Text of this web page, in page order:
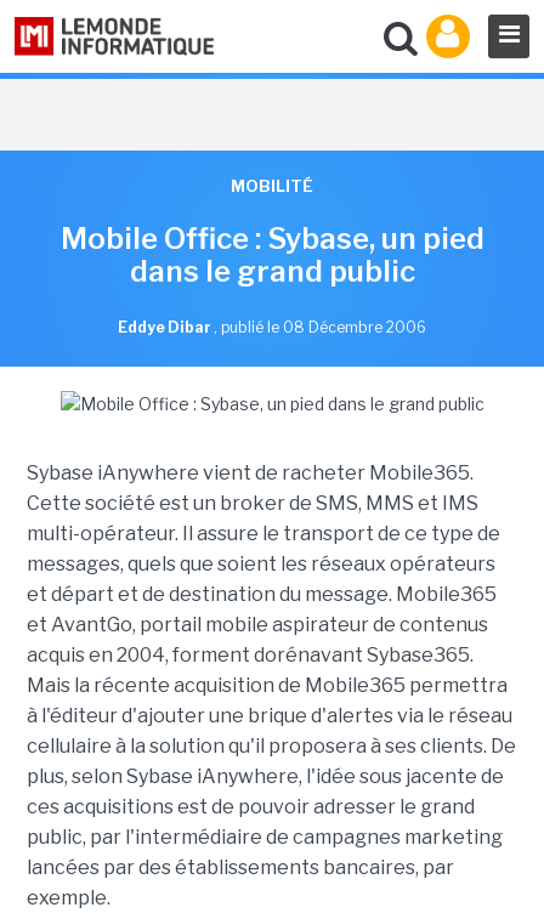
MOBILITÉ
Mobile Office : Sybase, un pied
dans le grand public
Eddye Dibar , publié le 08 Décembre 2006
Sybase iAnywhere vient de racheter Mobile365.
Cette société est un broker de SMS, MMS et IMS
multi-opérateur. Il assure le transport de ce type de
messages, quels que soient les réseaux opérateurs
et départ et de destination du message. Mobile365
et AvantGo, portail mobile aspirateur de contenus
acquis en 2004, forment dorénavant Sybase365.
Mais la récente acquisition de Mobile365 permettra
à l'éditeur d'ajouter une brique d'alertes via le réseau
cellulaire à la solution qu'il proposera à ses clients. De
plus, selon Sybase iAnywhere, l'idée sous jacente de
ces acquisitions est de pouvoir adresser le grand
public, par l'intermédiaire de campagnes marketing
lancées par des établissements bancaires, par
exemple.